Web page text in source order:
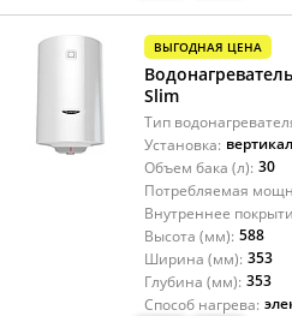
ВЫГОДНАЯ ЦЕНА
Slim
Тип
Установка:
Объем бака (л): 30
Потребляемая
Внутреннее
Высота (мм): 588
Ширина (мм): 353
Глубина (мм): 353
Способ нагрева: